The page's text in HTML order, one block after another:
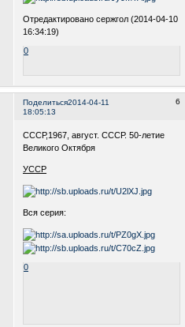
Отредактировано сержгол (2014-04-10
16:34:19)
0
Поделиться 6
2014-04-11
18:05:13
СССР,1967, август. СССР. 50-летие
Великого Октября
УССР
Вся серия:
0